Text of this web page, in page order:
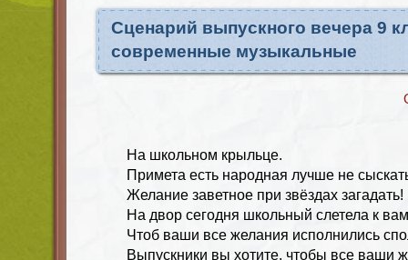
Сценарий выпускного вечера 9
современные музыкальные
На школьном крыльце.
Примета есть народная лучше не
Желание заветное при звёздах загадать!
На двор сегодня школьный слетела к
Чтоб ваши все желания исполнились
Выпускники вы хотите, чтобы все ваши